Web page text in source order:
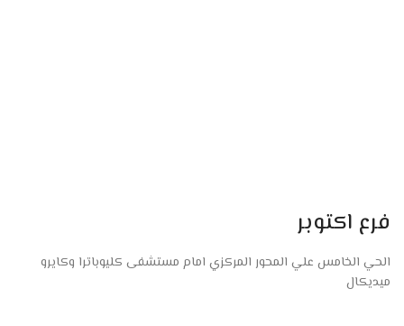
فرع اكتوبر
الحي الخامس علي المحور المركزي امام مستشفى كليوباترا وكايرو
ميديكال